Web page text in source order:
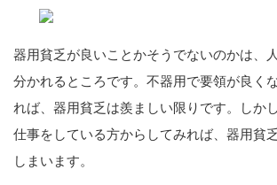
器用貧乏が良いことかそうでないのかは、
分かれるところです。不器用で要領が良く
れば、器用貧乏は羨ましい限りです。しか
仕事をしている方からしてみれば、器用貧
しまいます。